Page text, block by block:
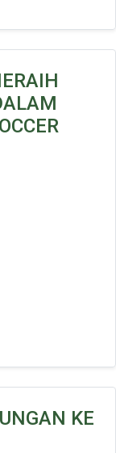
KE